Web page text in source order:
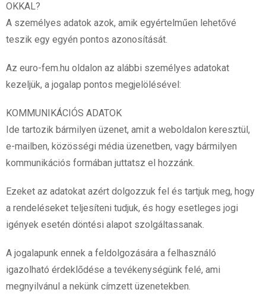
OKKAL?
A személyes adatok azok, amik egyértelműen lehetővé
teszik egy egyén pontos azonosítását.
Az euro-fem.hu oldalon az alábbi személyes adatokat
kezeljük, a jogalap pontos megjelölésével:
KOMMUNIKÁCIÓS ADATOK
Ide tartozik bármilyen üzenet, amit a weboldalon keresztül,
e-mailben, közösségi média üzenetben, vagy bármilyen
kommunikációs formában juttatsz el hozzánk.
Ezeket az adatokat azért dolgozzuk fel és tartjuk meg, hogy
a rendeléseket teljesíteni tudjuk, és hogy esetleges jogi
igények esetén döntési alapot szolgáltassanak.
A jogalapunk ennek a feldolgozására a felhasználó
igazolható érdeklődése a tevékenységünk felé, ami
megnyilvánul a nekünk címzett üzenetekben.